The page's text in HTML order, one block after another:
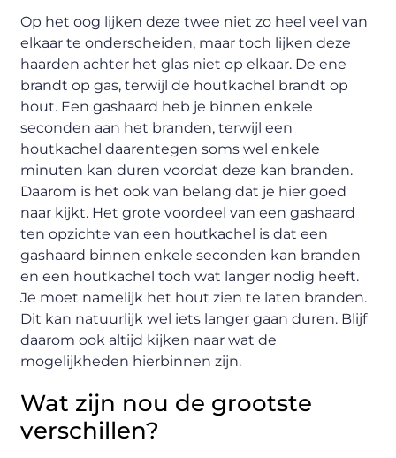
Op het oog lijken deze twee niet zo heel veel van
elkaar te onderscheiden, maar toch lijken deze
haarden achter het glas niet op elkaar. De ene
brandt op gas, terwijl de houtkachel brandt op
hout. Een gashaard heb je binnen enkele
seconden aan het branden, terwijl een
houtkachel daarentegen soms wel enkele
minuten kan duren voordat deze kan branden.
Daarom is het ook van belang dat je hier goed
naar kijkt. Het grote voordeel van een gashaard
ten opzichte van een houtkachel is dat een
gashaard binnen enkele seconden kan branden
en een houtkachel toch wat langer nodig heeft.
Je moet namelijk het hout zien te laten branden.
Dit kan natuurlijk wel iets langer gaan duren. Blijf
daarom ook altijd kijken naar wat de
mogelijkheden hierbinnen zijn.
Wat zijn nou de grootste
verschillen?